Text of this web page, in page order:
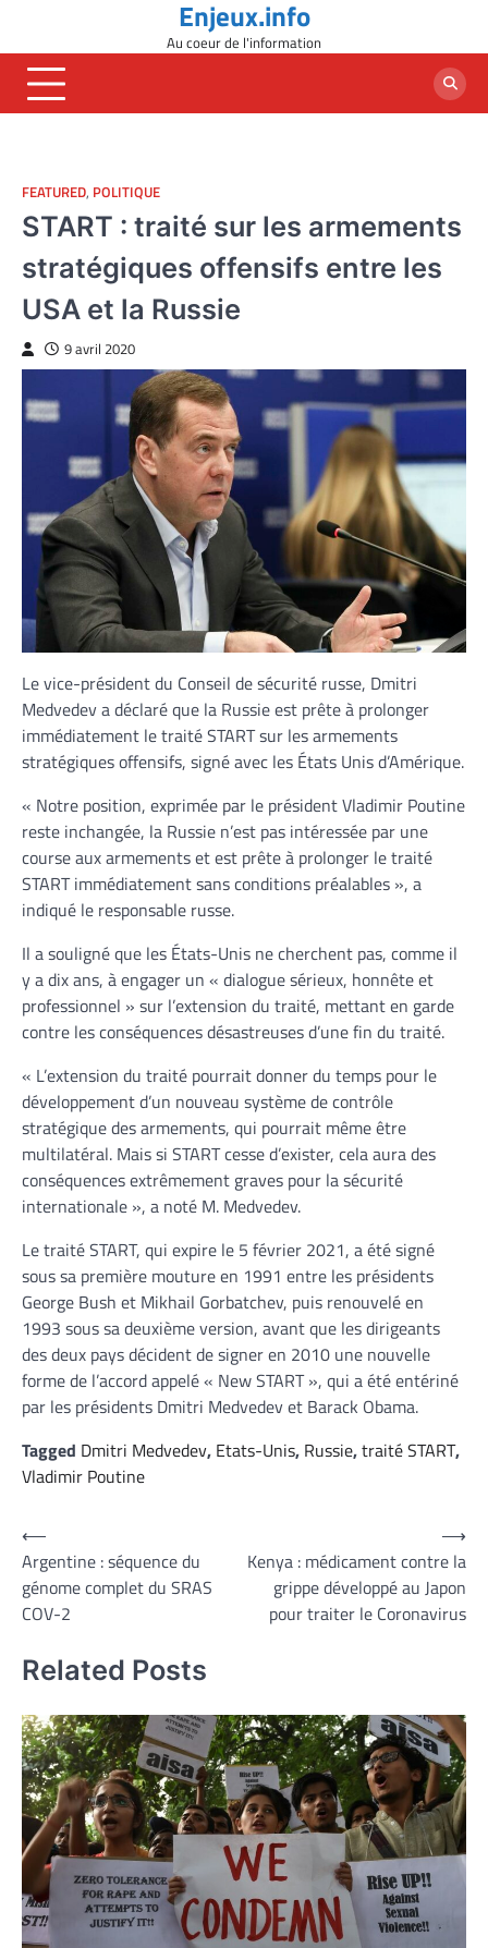
content
Enjeux.info
Au coeur de l'information
FEATURED, POLITIQUE
START : traité sur les armements
stratégiques offensifs entre les
USA et la Russie
9 avril 2020
Le vice-président du Conseil de sécurité russe, Dmitri
Medvedev a déclaré que la Russie est prête à prolonger
immédiatement le traité START sur les armements
stratégiques offensifs, signé avec les États Unis d’Amérique.
« Notre position, exprimée par le président Vladimir Poutine
reste inchangée, la Russie n’est pas intéressée par une
course aux armements et est prête à prolonger le traité
START immédiatement sans conditions préalables », a
indiqué le responsable russe.
Il a souligné que les États-Unis ne cherchent pas, comme il
y a dix ans, à engager un « dialogue sérieux, honnête et
professionnel » sur l’extension du traité, mettant en garde
contre les conséquences désastreuses d’une fin du traité.
« L’extension du traité pourrait donner du temps pour le
développement d’un nouveau système de contrôle
stratégique des armements, qui pourrait même être
multilatéral. Mais si START cesse d’exister, cela aura des
conséquences extrêmement graves pour la sécurité
internationale », a noté M. Medvedev.
Le traité START, qui expire le 5 février 2021, a été signé
sous sa première mouture en 1991 entre les présidents
George Bush et Mikhail Gorbatchev, puis renouvelé en
1993 sous sa deuxième version, avant que les dirigeants
des deux pays décident de signer en 2010 une nouvelle
forme de l’accord appelé « New START », qui a été entériné
par les présidents Dmitri Medvedev et Barack Obama.
Tagged Dmitri Medvedev, Etats-Unis, Russie,traité START,
Vladimir Poutine
Navigation
de
l’article
⟵
Argentine : séquence du
génome complet du SRAS
COV-2
Kenya : médicament contre la
grippe développé au Japon
pour traiter le Coronavirus
⟶
Related Posts